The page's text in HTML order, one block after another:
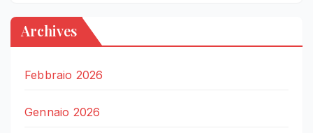
Archives
Febbraio 2026
Gennaio 2026